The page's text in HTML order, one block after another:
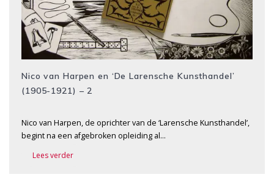
Nico van Harpen en ‘De Larensche Kunsthandel’
(1905-1921) – 2
Nico van Harpen, de oprichter van de ‘Larensche Kunsthandel’,
begint na een afgebroken opleiding al…
Lees verder